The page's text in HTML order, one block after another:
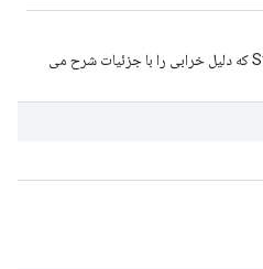
ارجاع به یک آبجکت StatusReport که دلیل خرابی را با جزئیات شرح می